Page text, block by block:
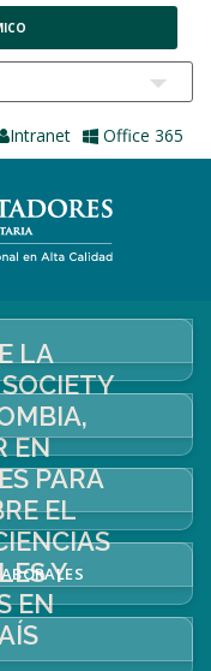
Intranet Office 365
LA
EN
PARA
EL
Y
EN